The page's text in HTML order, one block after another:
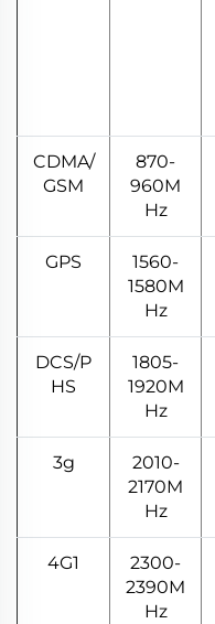
CDMA/
GSM
870-
960M
Hz
GPS
1560-
1580M
Hz
DCS/P
HS
1805-
1920M
Hz
3g
2010-
2170M
Hz
4G1
2300-
2390M
Hz